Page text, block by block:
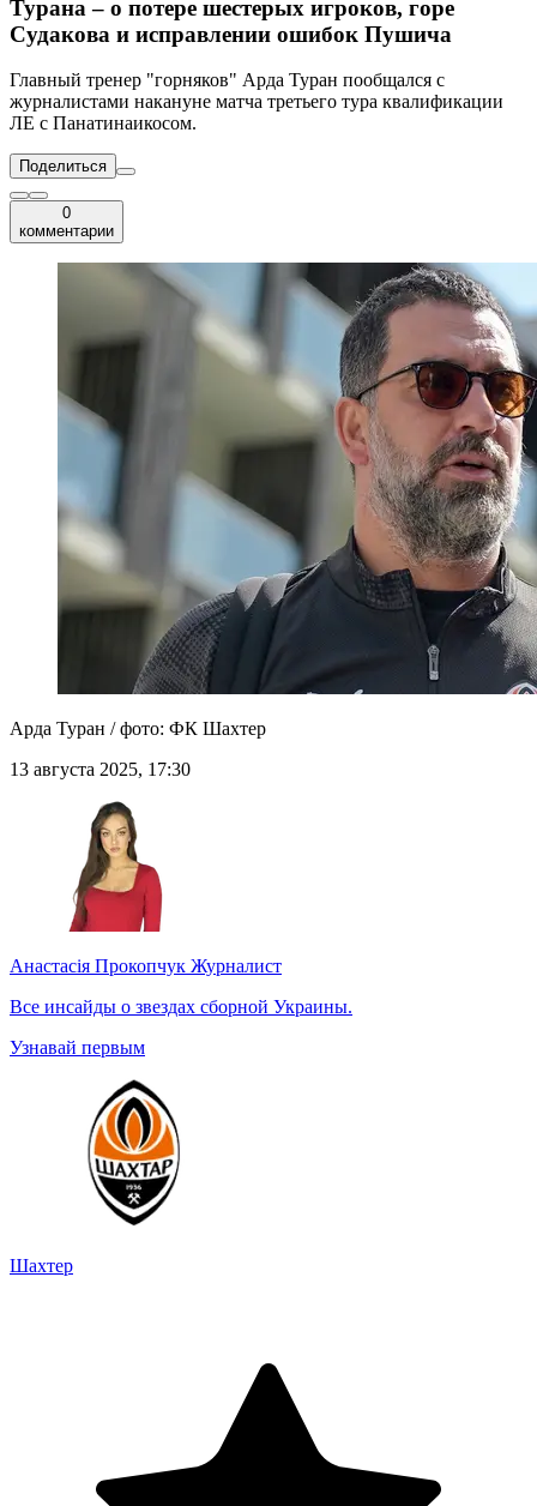
Турана – о потере шестерых игроков, горе
Судакова и исправлении ошибок Пушича
Главный тренер "горняков" Арда Туран пообщался с
журналистами накануне матча третьего тура квалификации
ЛЕ с Панатинаикосом.
Поделиться
0
комментарии
Арда Туран / фото: ФК Шахтер
13 августа 2025, 17:30
Анастасія Прокопчук Журналист
Все инсайды о звездах сборной Украины.
Узнавай первым
Шахтер